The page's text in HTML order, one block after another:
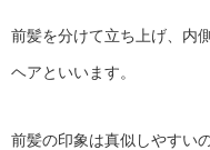
前髪を分けて立ち上げ、内
ヘアといいます。
前髪の印象は真似しやすい